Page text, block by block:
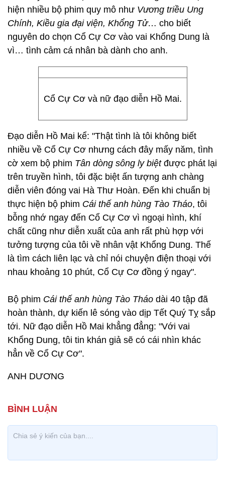
hiện nhiều bộ phim quy mô như Vương triều Ung
Chính, Kiều gia đại viện, Khổng Tử… cho biết
nguyên do chọn Cổ Cự Cơ vào vai Khổng Dung là
vì… tình cảm cá nhân bà dành cho anh.
Cổ Cự Cơ và nữ đạo diễn Hồ Mai.
Đạo diễn Hồ Mai kể: "Thật tình là tôi không biết
nhiều về Cổ Cự Cơ nhưng cách đây mấy năm, tình
cờ xem bộ phim Tân dòng sông ly biệtđược phát lại
trên truyền hình, tôi đặc biệt ấn tượng anh chàng
diễn viên đóng vai Hà Thư Hoàn. Đến khi chuẩn bị
thực hiện bộ phim Cái thế anh hùng Tào Tháo, tôi
bỗng nhớ ngay đến Cổ Cự Cơ vì ngoại hình, khí
chất cũng như diễn xuất của anh rất phù hợp với
tưởng tượng của tôi về nhân vật Khổng Dung. Thế
là tìm cách liên lạc và chỉ nói chuyện điện thoại với
nhau khoảng 10 phút, Cổ Cự Cơ đồng ý ngay".
Bộ phim Cái thế anh hùng Tào Tháo dài 40 tập đã
hoàn thành, dự kiến lê sóng vào dịp Tết Quý Tỵ sắp
tới. Nữ đạo diễn Hồ Mai khẳng đẳng: "Với vai
Khổng Dung, tôi tin khán giả sẽ có cái nhìn khác
hẳn về Cổ Cự Cơ".
ANH DƯƠNG